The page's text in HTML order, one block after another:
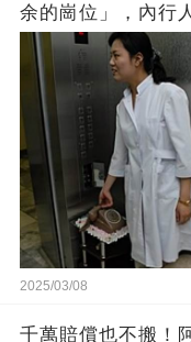
余的崗位」，內行
2025/03/08
千萬賠償也不搬！